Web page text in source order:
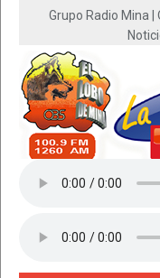
Grupo Radio Mina |